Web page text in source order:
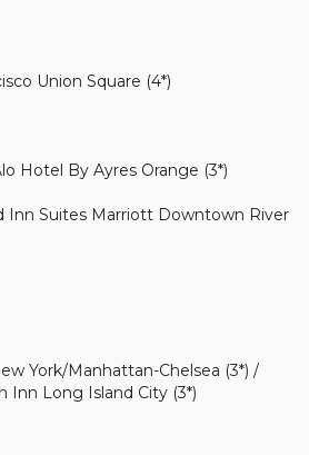
Union Square (4*)
Hotel By Ayres Orange (3*)
Inn Suites Marriott Downtown River
York/Manhattan-Chelsea (3*) /
Inn Long Island City (3*)